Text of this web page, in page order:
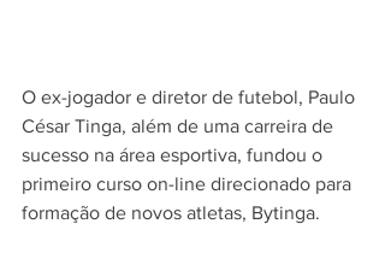
O ex-jogador e diretor de futebol, Paulo
César Tinga, além de uma carreira de
sucesso na área esportiva, fundou o
primeiro curso on-line direcionado para
formação de novos atletas, Bytinga.